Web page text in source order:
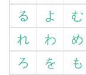
る
よ む
れ
わ め
ろ
を も